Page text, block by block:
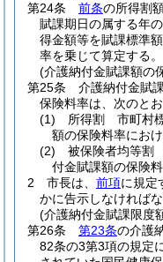
第24条
前条の所得割
賦課期日の属する年
得金額等を賦課標準
率を乗じて算定する。
(介護納付金賦課額の
第25条
介護納付金賦
保険料率は、次のとお
(1)
所得割 市町村
額の保険料率にお
(2)
被保険者均等割
付金賦課額の保険
2
市長は、 前項に規定
かに告示しなければな
(介護納付金賦課限度
第26条
第23条の介護
82条の3第3項の規定